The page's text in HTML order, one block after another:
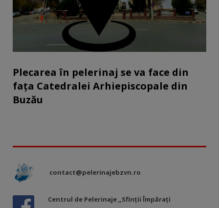
Plecarea în pelerinaj se va face din
fața Catedralei Arhiepiscopale din
Buzău
contact@pelerinajebzvn.ro
Centrul de Pelerinaje „Sfinții Împărați